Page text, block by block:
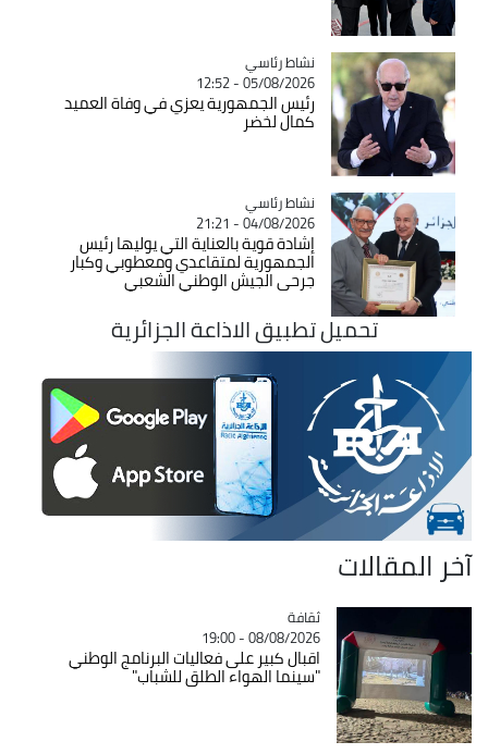
Catégorie
نشاط رئاسي
05/08/2026 - 12:52
رئيس الجمهورية يعزي في وفاة العميد
كمال لخضر
Catégorie
نشاط رئاسي
04/08/2026 - 21:21
إشادة قوية بالعناية التي يوليها رئيس
الجمهورية لمتقاعدي ومعطوبي وكبار
جرحى الجيش الوطني الشعبي
تحميل تطبيق الاذاعة الجزائرية
آخر المقالات
Catégorie
ثقافة
08/08/2026 - 19:00
اقبال كبير على فعاليات البرنامج الوطني
"سينما الهواء الطلق للشباب"